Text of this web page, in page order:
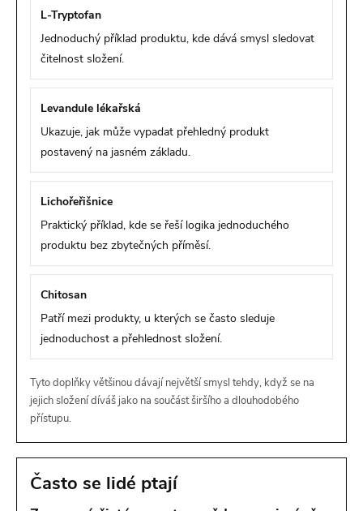
L-Tryptofan
Jednoduchý příklad produktu, kde dává smysl sledovat
čitelnost složení.
Levandule lékařská
Ukazuje, jak může vypadat přehledný produkt
postavený na jasném základu.
Lichořeřišnice
Praktický příklad, kde se řeší logika jednoduchého
produktu bez zbytečných příměsí.
Chitosan
Patří mezi produkty, u kterých se často sleduje
jednoduchost a přehlednost složení.
Tyto doplňky většinou dávají největší smysl tehdy, když se na
jejich složení díváš jako na součást širšího a dlouhodobého
přístupu.
Často se lidé ptají